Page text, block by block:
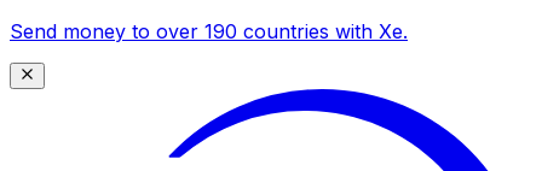
Send money to over 190 countries with Xe.